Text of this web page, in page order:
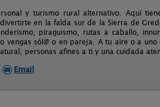
y turismo rural alternativo. Aquí
en la falda sur de la Sierra de
piraguismo, rutas a caballo,
sól@ o en pareja. A tu aire o a uno
personas afines a ti y una cuidada
Email